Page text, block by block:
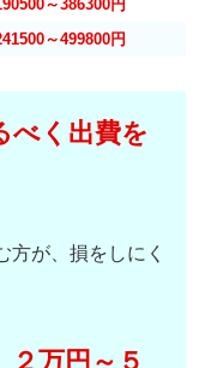
～386300円
～499800円
べく出費を
方が、損をしにく
２万円～５